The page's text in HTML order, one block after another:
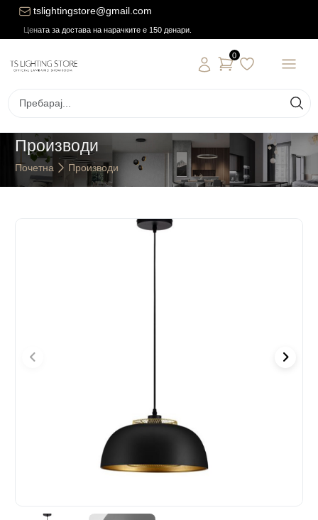
tslightingstore@gmail.com
Цената за достава на нарачките е 150 денари.
0
Производи
Почетна Производи